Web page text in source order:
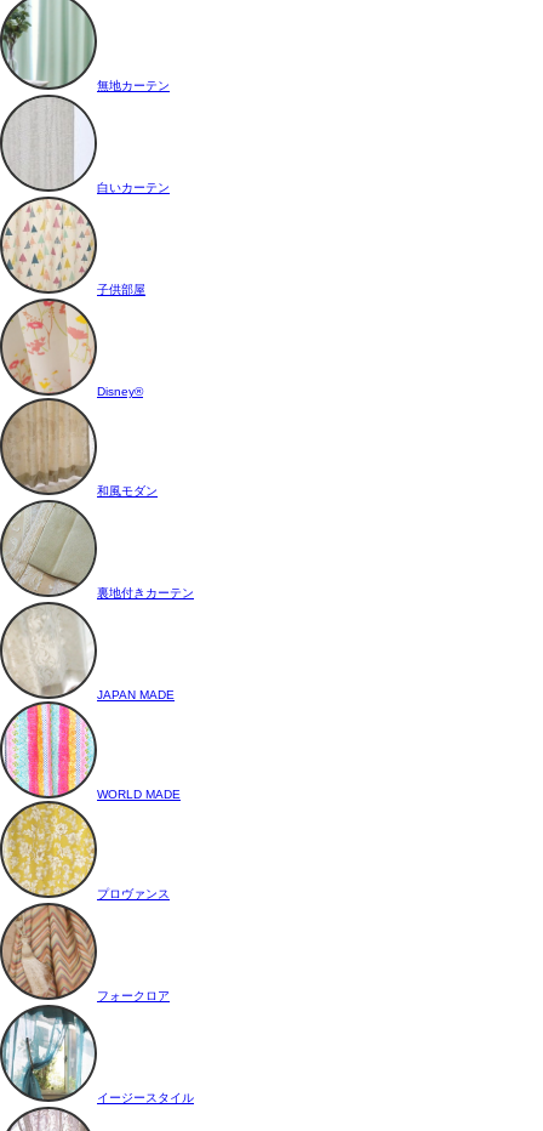
無地カーテン
白いカーテン
子供部屋
Disney®
和風モダン
裏地付きカーテン
JAPAN MADE
WORLD MADE
プロヴァンス
フォークロア
イージースタイル